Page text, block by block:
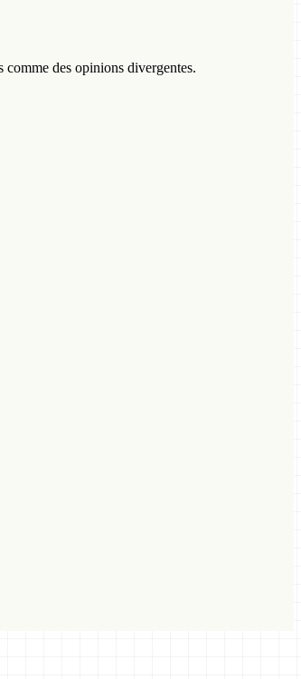
comme des opinions divergentes.